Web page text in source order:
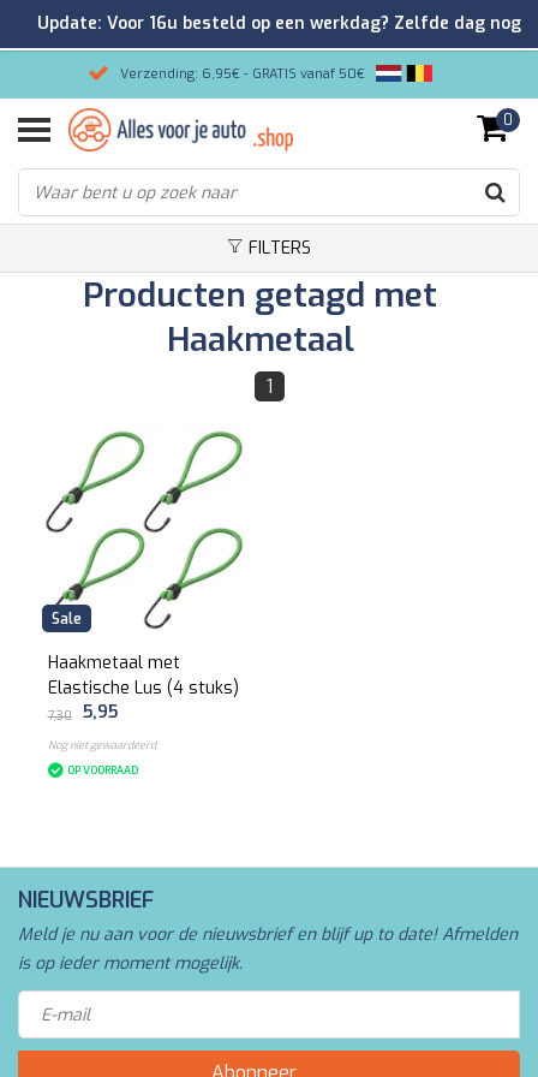
Verzending: 6,95€ - GRATIS vanaf 50€
Gemakkelijk bestellen/Veilig betalen
9.2/10 Klantenrating via Kiyoh!
0
FILTERS
Producten getagd met
Haakmetaal
1
Sale
Haakmetaal met
Elastische Lus (4 stuks)
7,30 5,95
Nog niet gewaardeerd
OP VOORRAAD
NIEUWSBRIEF
Meld je nu aan voor de nieuwsbrief en blijf up to date! Afmelden
is op ieder moment mogelijk.
Update: Voor 16u besteld op een werkdag? Zelfde dag nog
verzonden!